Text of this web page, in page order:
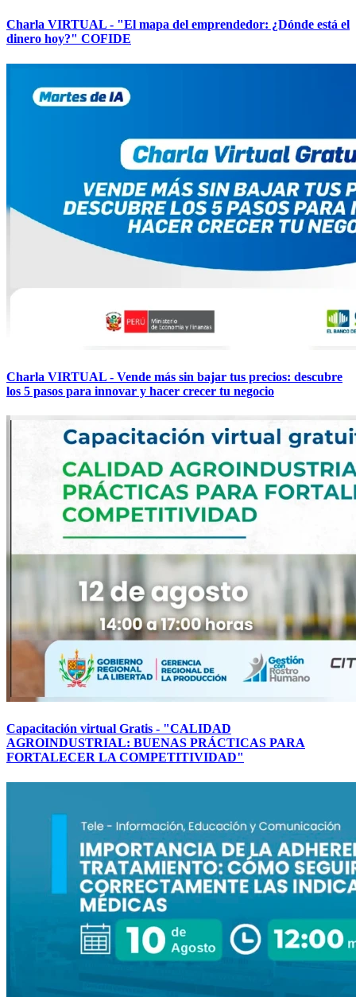
Charla VIRTUAL - "El mapa del emprendedor: ¿Dónde está el
dinero hoy?" COFIDE
Charla VIRTUAL - Vende más sin bajar tus precios: descubre
los 5 pasos para innovar y hacer crecer tu negocio
Capacitación virtual Gratis - "CALIDAD
AGROINDUSTRIAL: BUENAS PRÁCTICAS PARA
FORTALECER LA COMPETITIVIDAD"